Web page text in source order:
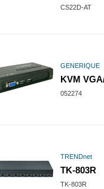
CS22D-AT
GENERIQUE
KVM
052274
TRENDnet
TK-803R
TK-803R